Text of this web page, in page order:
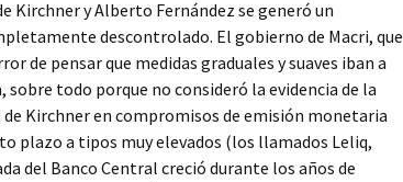
Kirchner y Alberto Fernández se generó un
descontrolado. El gobierno de Macri, que
de pensar que medidas graduales y suaves iban a
todo porque no consideró la evidencia de la
Kirchner en compromisos de emisión monetaria
plazo a tipos muy elevados (los llamados Leliq,
del Banco Central creció durante los años de